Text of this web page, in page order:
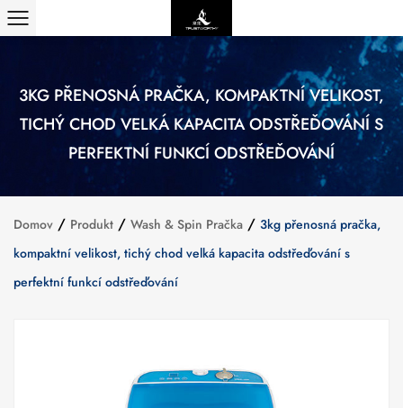
3KG PŘENOSNÁ PRAČKA, KOMPAKTNÍ VELIKOST,
TICHÝ CHOD VELKÁ KAPACITA ODSTŘEĎOVÁNÍ S
PERFEKTNÍ FUNKCÍ ODSTŘEĎOVÁNÍ
Domov / Produkt / Wash & Spin Pračka / 3kg přenosná pračka,
kompaktní velikost, tichý chod velká kapacita odstřeďování s
perfektní funkcí odstřeďování